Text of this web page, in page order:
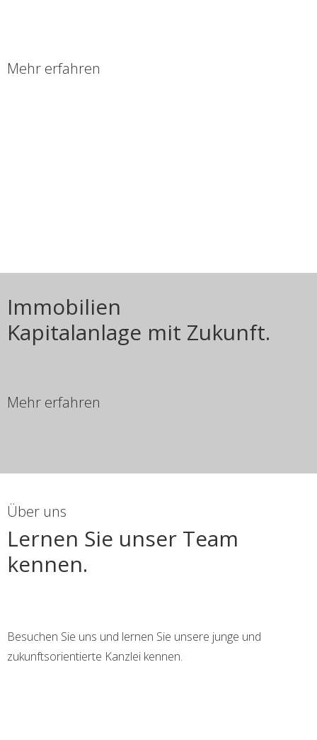
Mehr erfahren
Immobilien
Kapitalanlage mit Zukunft.
Mehr erfahren
Über uns
Lernen Sie unser Team
kennen.
Besuchen Sie uns und lernen Sie unsere junge und
zukunftsorientierte Kanzlei kennen.